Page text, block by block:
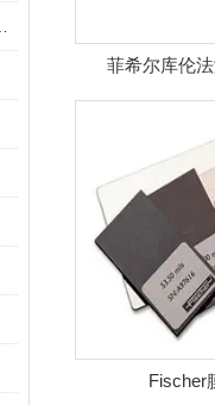
菲希尔库伦
Fischer